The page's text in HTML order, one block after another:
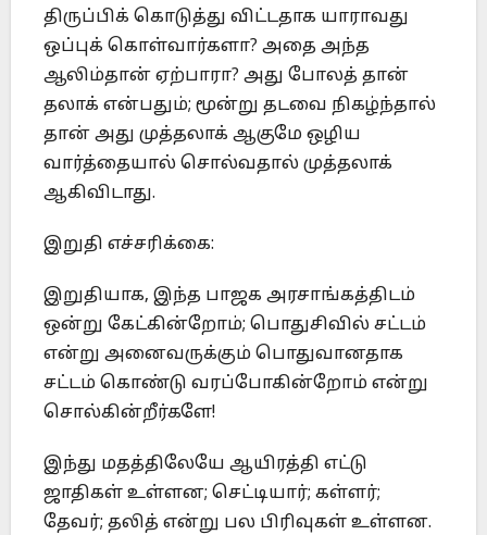
திருப்பிக் கொடுத்து விட்டதாக யாராவது
ஒப்புக் கொள்வார்களா? அதை அந்த
ஆலிம்தான் ஏற்பாரா? அது போலத் தான்
தலாக் என்பதும்; மூன்று தடவை நிகழ்ந்தால்
தான் அது முத்தலாக் ஆகுமே ஒழிய
வார்த்தையால் சொல்வதால் முத்தலாக்
ஆகிவிடாது.
இறுதி எச்சரிக்கை:
இறுதியாக, இந்த பாஜக அரசாங்கத்திடம்
ஒன்று கேட்கின்றோம்; பொதுசிவில் சட்டம்
என்று அனைவருக்கும் பொதுவானதாக
சட்டம் கொண்டு வரப்போகின்றோம் என்று
சொல்கின்றீர்களே!
இந்து மதத்திலேயே ஆயிரத்தி எட்டு
ஜாதிகள் உள்ளன; செட்டியார்; கள்ளர்;
தேவர்; தலித் என்று பல பிரிவுகள் உள்ளன.